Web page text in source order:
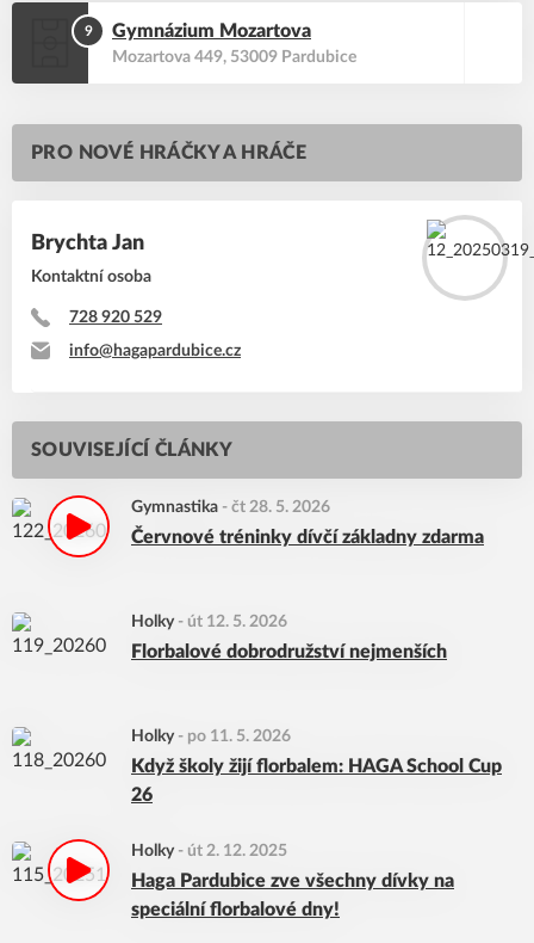
PRO NOVÉ HRÁČKY A HRÁČE
Jan
Brychta
Kontaktní osoba
728 920 529
info@hagapardubice.cz
SOUVISEJÍCÍ ČLÁNKY
Gymnastika - čt 28. 5. 2026
Červnové tréninky dívčí základny zdarma
Holky - út 12. 5. 2026
Florbalové dobrodružství nejmenších
Holky - po 11. 5. 2026
Když školy žijí florbalem: HAGA School Cup
26
Holky - út 2. 12. 2025
Haga Pardubice zve všechny dívky na
speciální florbalové dny!
Gymnázium Mozartova
Mozartova 449, 53009 Pardubice
9